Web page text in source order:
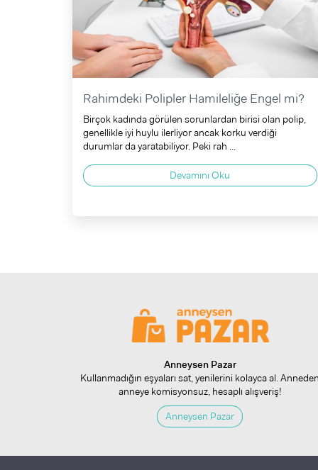
Rahimdeki Polipler Hamileliğe Engel mi?
Birçok kadında görülen sorunlardan birisi olan polip,
genellikle iyi huylu ilerliyor ancak korku verdiği
durumlar da yaratabiliyor. Peki rah ...
Devamını Oku
Anneysen Pazar
Kullanmadığın eşyaları sat, yenilerini kolayca al. Anneden
anneye komisyonsuz, hesaplı alışveriş!
Anneysen Pazar